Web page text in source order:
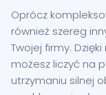
Oprócz
również szereg
Twojej firmy.
możesz liczyć na
utrzymaniu silnej